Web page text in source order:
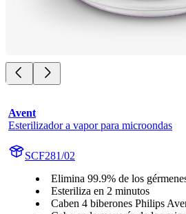
Avent
Esterilizador a vapor para microondas
SCF281/02
Elimina 99.9% de los
Esteriliza en 2 minutos
Caben 4 biberones Philips